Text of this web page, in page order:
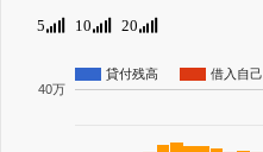
5 10 20
貸付残高 借入自己
40万